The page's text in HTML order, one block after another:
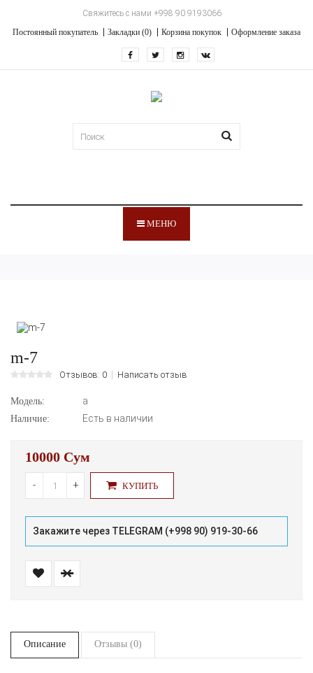
Свяжитесь с нами +998 90 9193066
Постоянный покупатель
Закладки (0) Корзина покупок Оформление заказа
МЕНЮ
m-7
Отзывов: 0 Написать отзыв
Модель: а
Наличие: Есть в наличии
10000 Сум
- + КУПИТЬ
Закажите через TELEGRAM (+998 90) 919-30-66
Описание Отзывы (0)